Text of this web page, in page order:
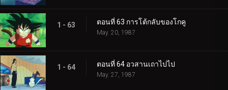
1 - 63 ตอนที่ 63 การโต้กลับของโกคู
May. 20, 1987
1 - 64 ตอนที่ 64 อวสานเถาไปไป
May. 27, 1987